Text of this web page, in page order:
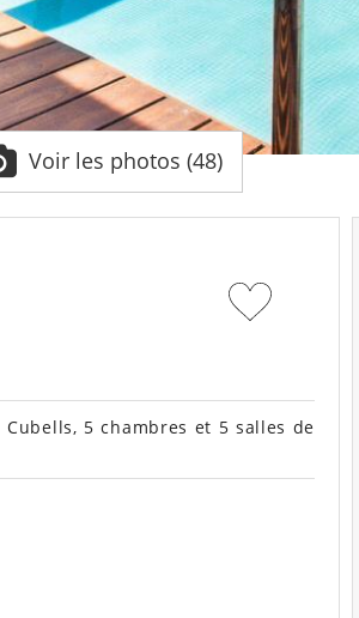
Voir les photos (48)
5 chambres et 5 salles de